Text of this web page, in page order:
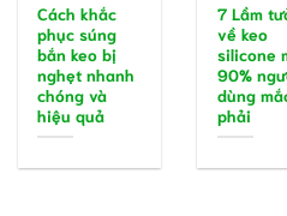
Cách khắc
phục súng
bắn keo bị
nghẹt nhanh
chóng và
hiệu quả
7 Lầm
về keo
silicone
90%
dùng
phải